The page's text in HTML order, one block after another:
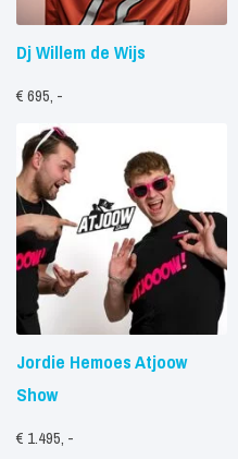
Dj Willem de Wijs
€ 695, -
Jordie Hemoes Atjoow
Show
€ 1.495, -